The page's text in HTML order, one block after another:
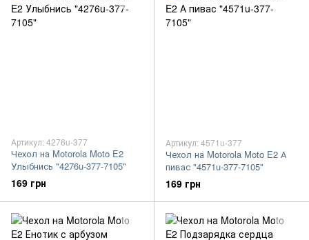
Артикул: 4276u-377
Чехол на Motorola Moto E2
Улыбнись "4276u-377-7105"
169 грн
Артикул: 4571u-377
Чехол на Motorola Moto E2 А
пивас "4571u-377-7105"
169 грн